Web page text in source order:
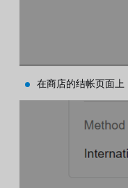
在商店的结帐页面上